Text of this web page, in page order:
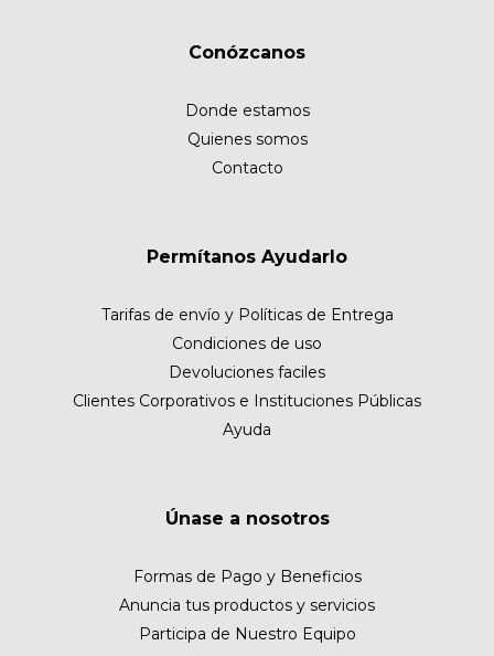
Conózcanos
Donde estamos
Quienes somos
Contacto
Permítanos Ayudarlo
Tarifas de envío y Políticas de Entrega
Condiciones de uso
Devoluciones faciles
Clientes Corporativos e Instituciones Públicas
Ayuda
Únase a nosotros
Formas de Pago y Beneficios
Anuncia tus productos y servicios
Participa de Nuestro Equipo